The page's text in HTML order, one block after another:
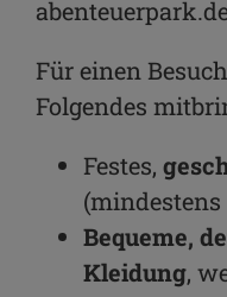
Für einen
Folgendes
Festes,
Bequeme,
Kleidung,